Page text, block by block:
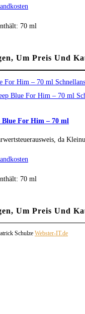
70 ml
Um Preis Und
Blue For Him – 70 ml
da
70 ml
Um Preis Und
Schulze Webster-IT.de